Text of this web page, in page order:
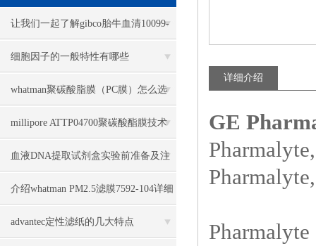
让我们一起了解gibco胎牛血清10099-
141中蛋白组成
细胞因子的一般特性有哪些
whatman聚碳酸脂膜（PC膜）怎么选
择
millipore ATTP04700聚碳酸酯膜技术
参数
血液DNA提取试剂盒实验前准备及注
意事项说明
介绍whatman PM2.5滤膜7592-104详细
信息
advantec定性滤纸的几大特点
详细介绍
GE